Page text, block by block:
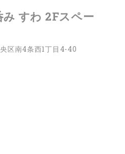
すわ 2Fスペー
区南4条西1丁目4-40